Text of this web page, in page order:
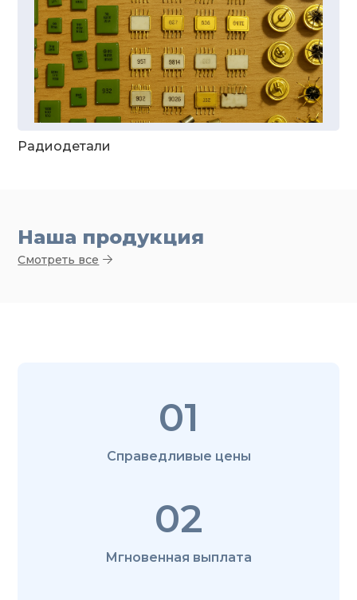
Радиодетали
Наша продукция
Смотреть все
01
Справедливые цены
02
Мгновенная выплата